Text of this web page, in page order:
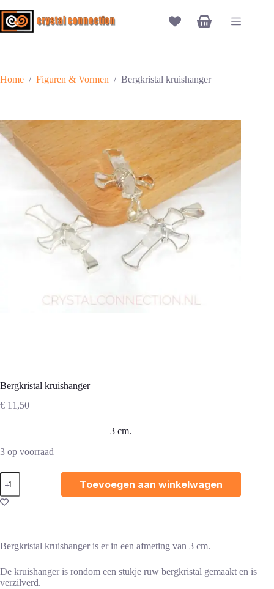
naar
de
Winkelwagen
Home / Figuren & Vormen / Bergkristal kruishanger
Bergkristal kruishanger
€ 11,50
3 cm.
3 op voorraad
Bergkristal
kruishanger
aantal
Toevoegen aan winkelwagen
Bergkristal kruishanger is er in een afmeting van 3 cm.
De kruishanger is rondom een stukje ruw bergkristal gemaakt en is
verzilverd.